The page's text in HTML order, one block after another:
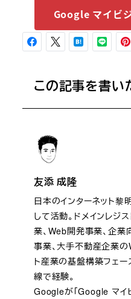
Google マイビ
この記事を書い
友添 成隆
日本のインターネット黎
して活動。ドメインレジ
業、Web開発事業、企業
事業、大手不動産企業の
ト産業の基盤構築フェ
線で経験。
Googleが「Google マイ